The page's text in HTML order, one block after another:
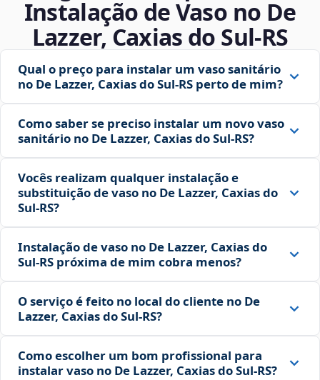
Instalação de Vaso no De
Lazzer, Caxias do Sul‑RS
Qual o preço para instalar um vaso sanitário
no De Lazzer, Caxias do Sul‑RS perto de mim?
Como saber se preciso instalar um novo vaso
sanitário no De Lazzer, Caxias do Sul‑RS?
Vocês realizam qualquer instalação e
substituição de vaso no De Lazzer, Caxias do
Sul‑RS?
Instalação de vaso no De Lazzer, Caxias do
Sul‑RS próxima de mim cobra menos?
O serviço é feito no local do cliente no De
Lazzer, Caxias do Sul‑RS?
Como escolher um bom profissional para
instalar vaso no De Lazzer, Caxias do Sul‑RS?